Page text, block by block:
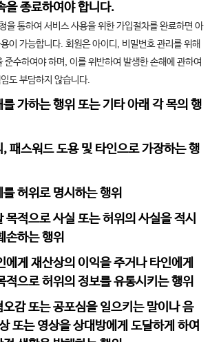
을 종료하여야 합니다.
을 통하여 서비스 사용을 위한 가입절차를 완료하면 아
이 가능합니다. 회원은 아이디, 비밀번호 관리를 위해
준수하여야 하며, 이를 위반하여 발생한 손해에 관하여
도 부담하지 않습니다.
가하는 행위 또는 기타 아래 각 목의 행
, 패스워드 도용 및 타인으로 가장하는 행
허위로 명시하는 행위
목적으로 사실 또는 허위의 사실을 적시
손하는 행위
에게 재산상의 이익을 주거나 타인에게
적으로 허위의 정보를 유통시키는 행위
감 또는 공포심을 일으키는 말이나 음
또는 영상을 상대방에게 도달하게 하여